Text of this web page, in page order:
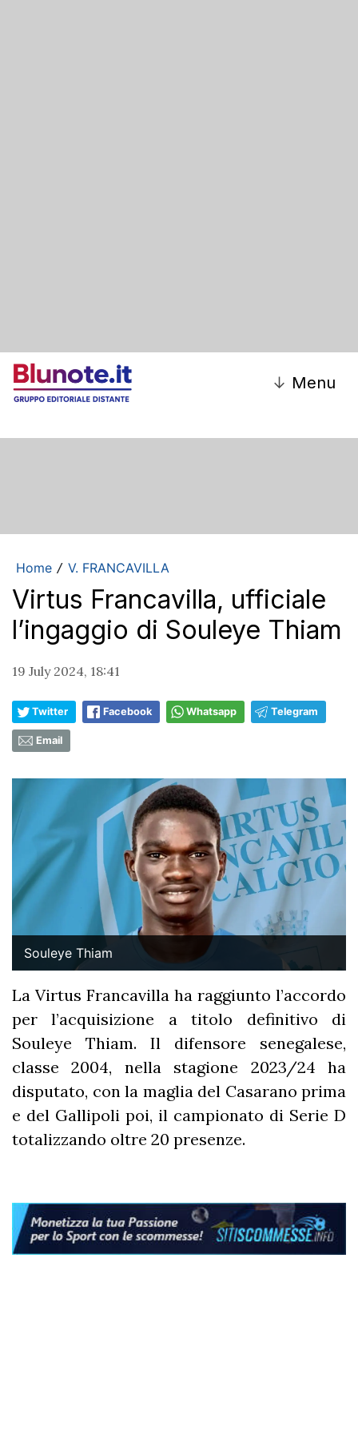
↓ Menu
Home / V. FRANCAVILLA
Virtus Francavilla, ufficiale
l’ingaggio di Souleye Thiam
19 July 2024, 18:41
Twitter Facebook Whatsapp Telegram
Email
Souleye Thiam
La Virtus Francavilla ha raggiunto l’accordo
per l’acquisizione a titolo definitivo di
Souleye Thiam. Il difensore senegalese,
classe 2004, nella stagione 2023/24 ha
disputato, con la maglia del Casarano prima
e del Gallipoli poi, il campionato di Serie D
totalizzando oltre 20 presenze.